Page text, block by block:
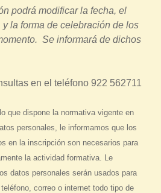
podrá modificar la fecha, el
la forma de celebración de los
Se informará de dichos
en el teléfono 922 562711
que dispone la normativa vigente en
personales, le informamos que los
en la inscripción son necesarios para
la actividad formativa. Le
datos personales serán usados para
correo o internet todo tipo de